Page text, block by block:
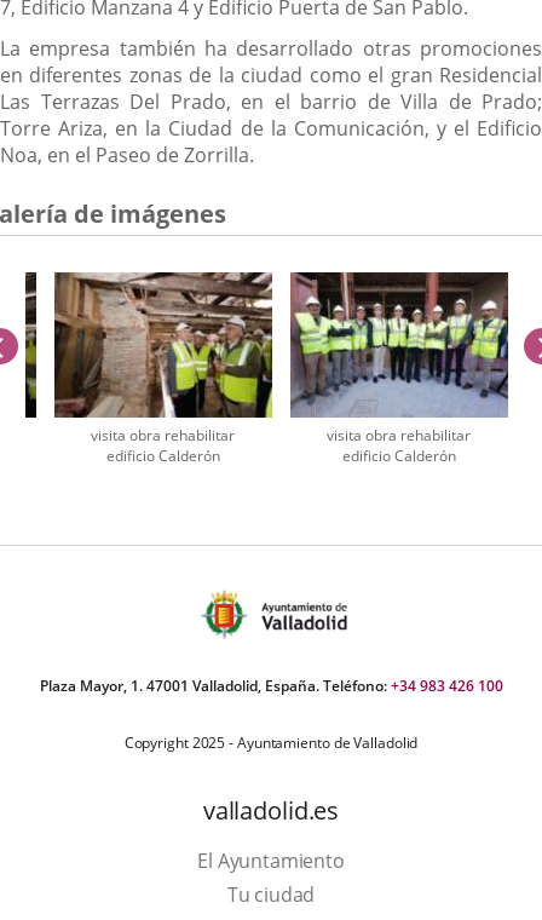
7, Edificio Manzana 4 y Edificio Puerta de San Pablo.
La empresa también ha desarrollado otras promociones
en diferentes zonas de la ciudad como el gran Residencial
Las Terrazas Del Prado, en el barrio de Villa de Prado;
Torre Ariza, en la Ciudad de la Comunicación, y el Edificio
Noa, en el Paseo de Zorrilla.
de imágenes
visita obra rehabilitar
edificio Calderón
visita obra rehabilitar
edificio Calderón
anterior
Plaza Mayor, 1. 47001 Valladolid, España. Teléfono:+34 983 426 100
Copyright 2025 - Ayuntamiento de Valladolid
valladolid.es
El Ayuntamiento
Tu ciudad